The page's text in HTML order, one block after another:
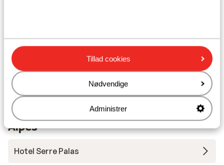
Tillad cookies
Nødvendige
Administrer
Undervisning
Andre overnatningssteder i Les Deux
Alpes
Hotel Serre Palas